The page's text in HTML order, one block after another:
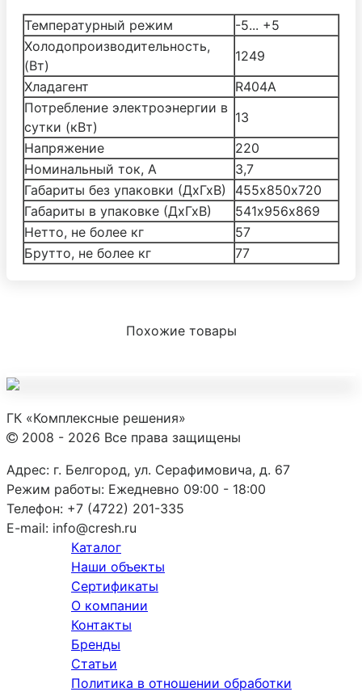
Температурный режим
-5... +5
Холодопроизводительность,
(Вт)
1249
Хладагент
R404A
Потребление электроэнергии в
сутки (кВт)
13
Напряжение
220
Номинальный ток, A
3,7
Габариты без упаковки (ДхГхВ)
455х850х720
Габариты в упаковке (ДхГхВ)
541х956х869
Нетто, не более кг
57
Брутто, не более кг
77
Похожие товары
ГК «Комплексные решения»
2008 - 2026 Все права защищены
Адрес: г. Белгород, ул. Серафимовича, д. 67
Режим работы: Ежедневно 09:00 - 18:00
Телефон: +7 (4722) 201-335
E-mail: info@cresh.ru
Каталог
Наши объекты
Сертификаты
О компании
Контакты
Бренды
Статьи
Политика в отношении обработки